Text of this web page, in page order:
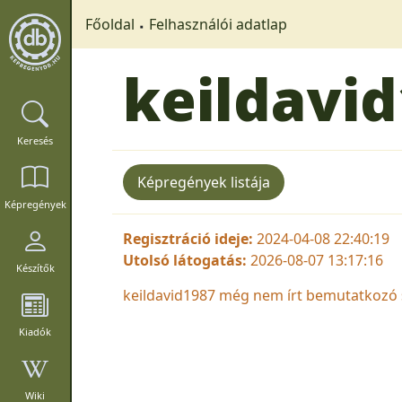
Keresés
Képregények
Készítők
Kiadók
Wiki
Főoldal Felhasználói adatlap
Képregények listája
Regisztráció ideje: 2024-04-08 22:40:19
Utolsó látogatás: 2026-08-07 13:17:16
keildavid1987 még nem írt bemutatkozó